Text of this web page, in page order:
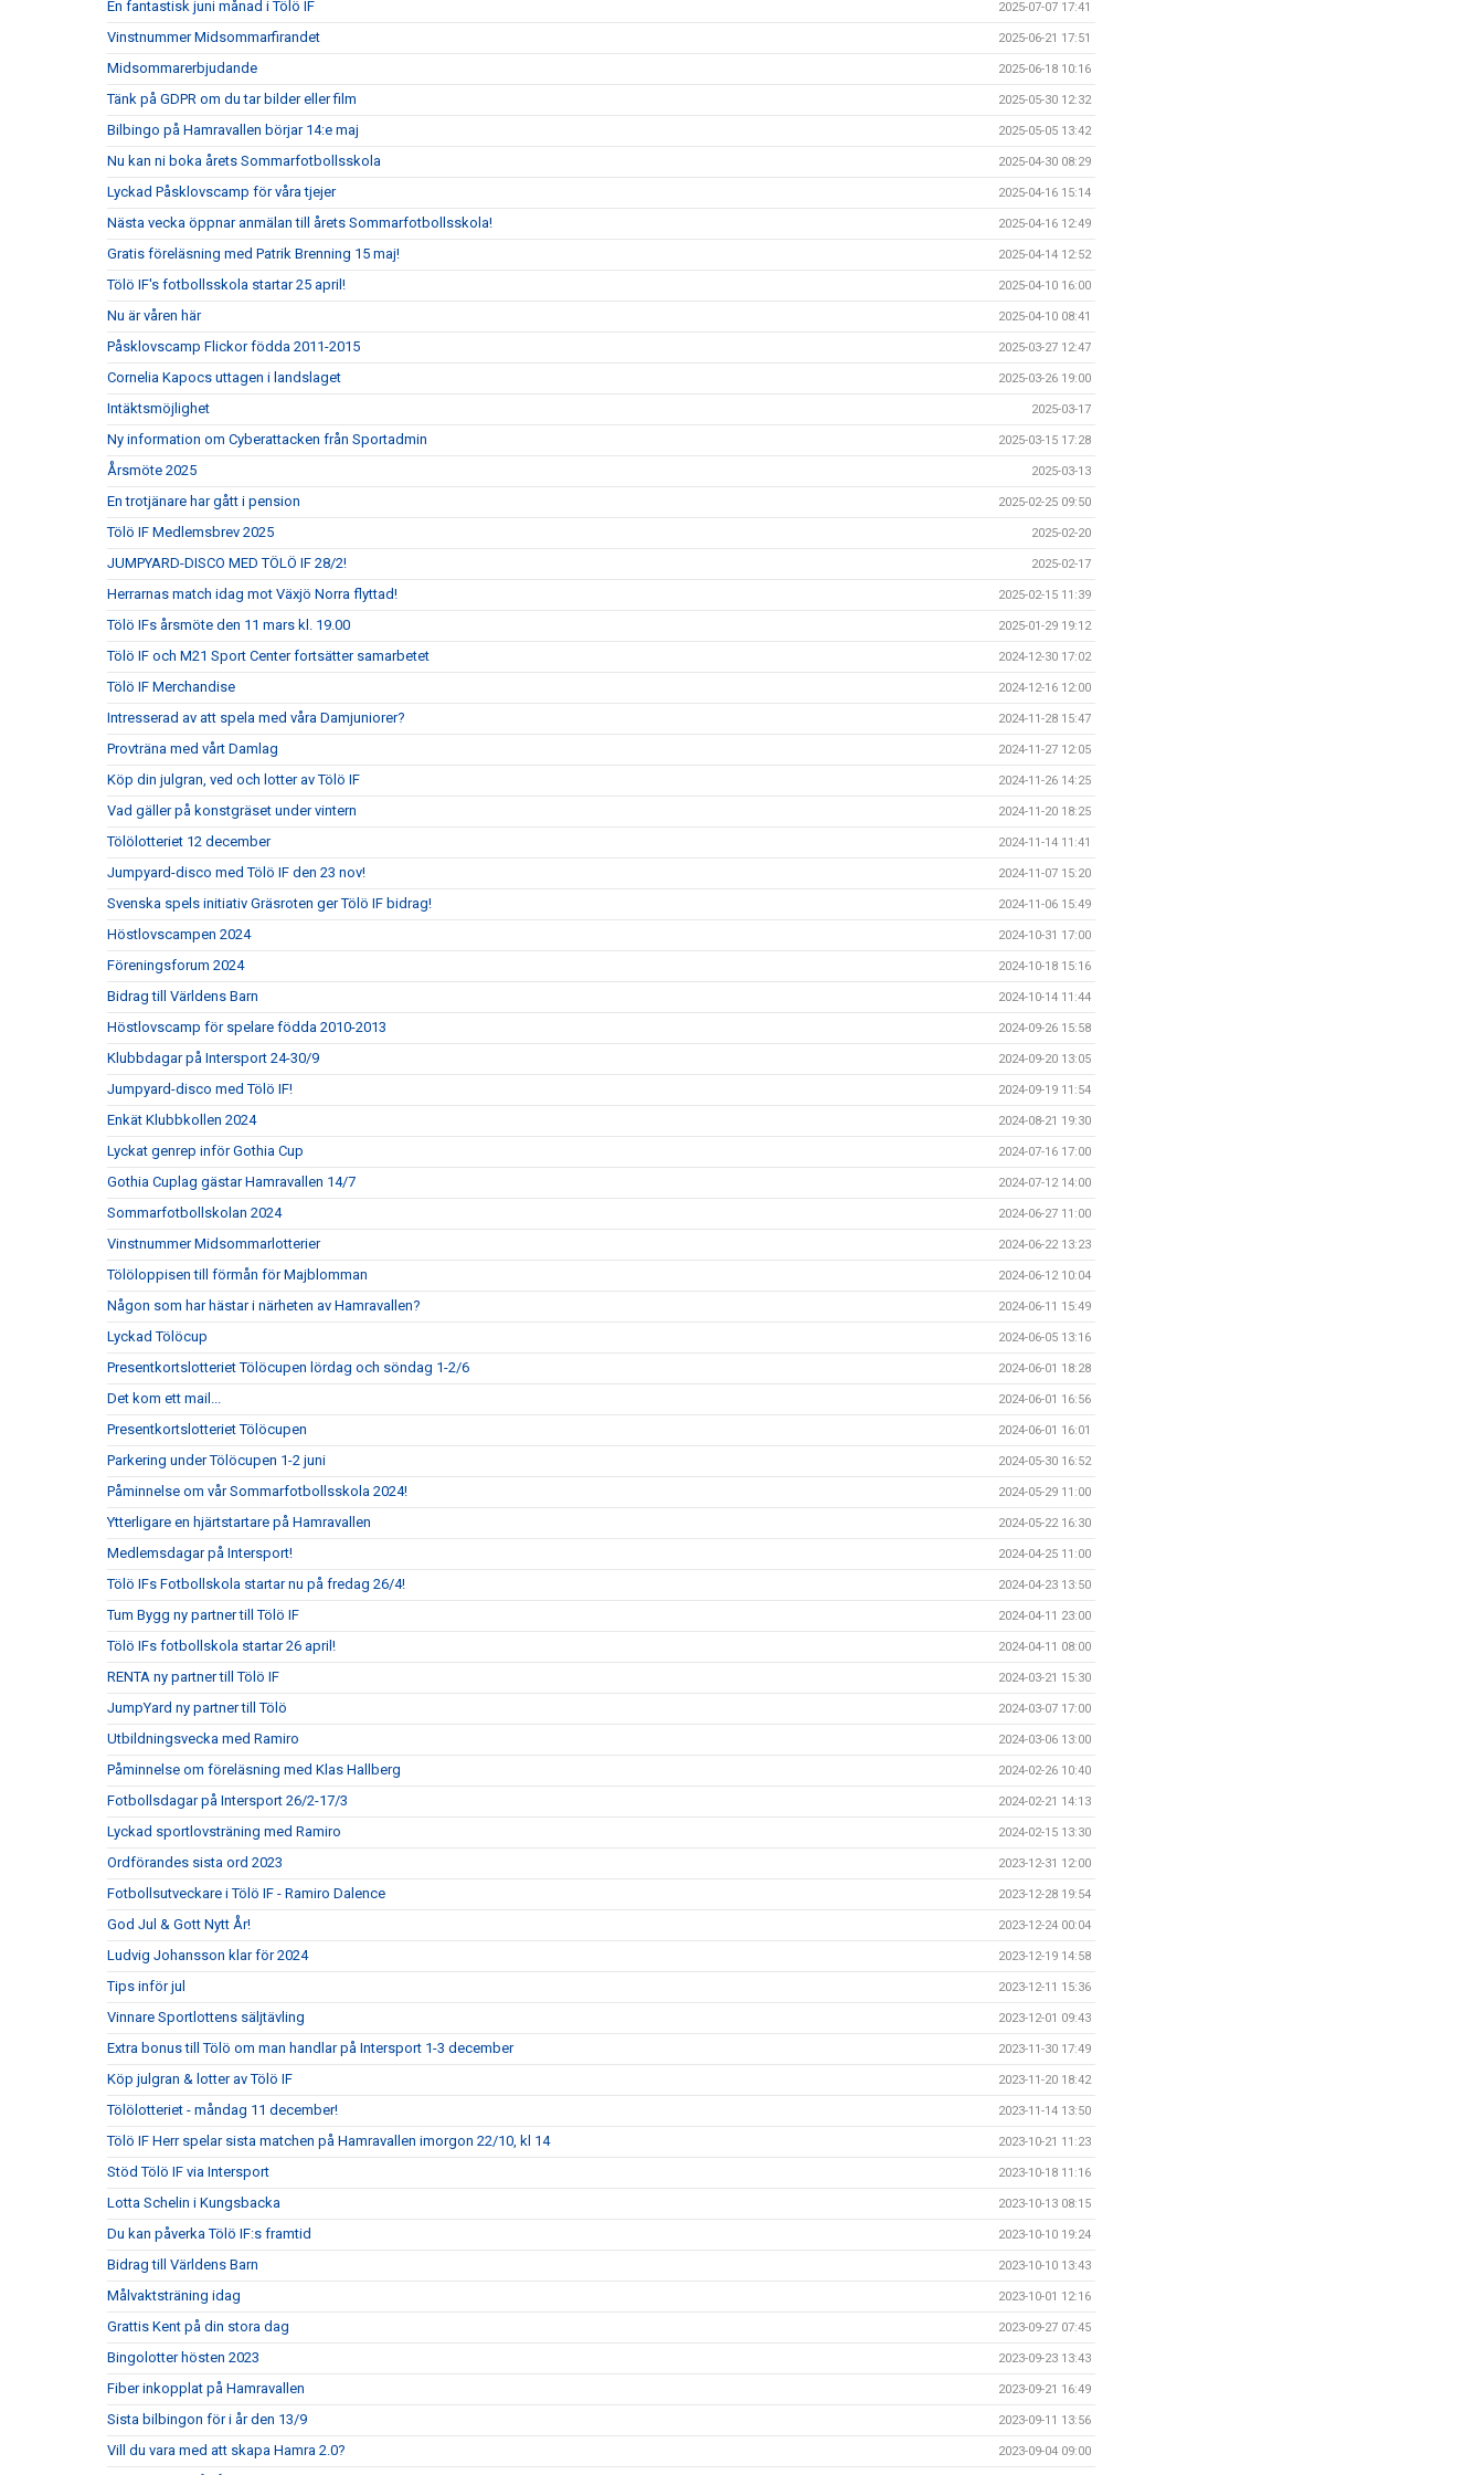
En fantastisk juni månad i Tölö IF 2025-07-07 17:41
Vinstnummer Midsommarfirandet 2025-06-21 17:51
Midsommarerbjudande 2025-06-18 10:16
Tänk på GDPR om du tar bilder eller film 2025-05-30 12:32
Bilbingo på Hamravallen börjar 14:e maj 2025-05-05 13:42
Nu kan ni boka årets Sommarfotbollsskola 2025-04-30 08:29
Lyckad Påsklovscamp för våra tjejer 2025-04-16 15:14
Nästa vecka öppnar anmälan till årets Sommarfotbollsskola! 2025-04-16 12:49
Gratis föreläsning med Patrik Brenning 15 maj! 2025-04-14 12:52
Tölö IF's fotbollsskola startar 25 april! 2025-04-10 16:00
Nu är våren här 2025-04-10 08:41
Påsklovscamp Flickor födda 2011-2015 2025-03-27 12:47
Cornelia Kapocs uttagen i landslaget 2025-03-26 19:00
Intäktsmöjlighet 2025-03-17
Ny information om Cyberattacken från Sportadmin 2025-03-15 17:28
Årsmöte 2025 2025-03-13
En trotjänare har gått i pension 2025-02-25 09:50
Tölö IF Medlemsbrev 2025 2025-02-20
JUMPYARD-DISCO MED TÖLÖ IF 28/2! 2025-02-17
Herrarnas match idag mot Växjö Norra flyttad! 2025-02-15 11:39
Tölö IFs årsmöte den 11 mars kl. 19.00 2025-01-29 19:12
Tölö IF och M21 Sport Center fortsätter samarbetet 2024-12-30 17:02
Tölö IF Merchandise 2024-12-16 12:00
Intresserad av att spela med våra Damjuniorer? 2024-11-28 15:47
Provträna med vårt Damlag 2024-11-27 12:05
Köp din julgran, ved och lotter av Tölö IF 2024-11-26 14:25
Vad gäller på konstgräset under vintern 2024-11-20 18:25
Tölölotteriet 12 december 2024-11-14 11:41
Jumpyard-disco med Tölö IF den 23 nov! 2024-11-07 15:20
Svenska spels initiativ Gräsroten ger Tölö IF bidrag! 2024-11-06 15:49
Höstlovscampen 2024 2024-10-31 17:00
Föreningsforum 2024 2024-10-18 15:16
Bidrag till Världens Barn 2024-10-14 11:44
Höstlovscamp för spelare födda 2010-2013 2024-09-26 15:58
Klubbdagar på Intersport 24-30/9 2024-09-20 13:05
Jumpyard-disco med Tölö IF! 2024-09-19 11:54
Enkät Klubbkollen 2024 2024-08-21 19:30
Lyckat genrep inför Gothia Cup 2024-07-16 17:00
Gothia Cuplag gästar Hamravallen 14/7 2024-07-12 14:00
Sommarfotbollskolan 2024 2024-06-27 11:00
Vinstnummer Midsommarlotterier 2024-06-22 13:23
Tölöloppisen till förmån för Majblomman 2024-06-12 10:04
Någon som har hästar i närheten av Hamravallen? 2024-06-11 15:49
Lyckad Tölöcup 2024-06-05 13:16
Presentkortslotteriet Tölöcupen lördag och söndag 1-2/6 2024-06-01 18:28
Det kom ett mail... 2024-06-01 16:56
Presentkortslotteriet Tölöcupen 2024-06-01 16:01
Parkering under Tölöcupen 1-2 juni 2024-05-30 16:52
Påminnelse om vår Sommarfotbollsskola 2024! 2024-05-29 11:00
Ytterligare en hjärtstartare på Hamravallen 2024-05-22 16:30
Medlemsdagar på Intersport! 2024-04-25 11:00
Tölö IFs Fotbollskola startar nu på fredag 26/4! 2024-04-23 13:50
Tum Bygg ny partner till Tölö IF 2024-04-11 23:00
Tölö IFs fotbollskola startar 26 april! 2024-04-11 08:00
RENTA ny partner till Tölö IF 2024-03-21 15:30
JumpYard ny partner till Tölö 2024-03-07 17:00
Utbildningsvecka med Ramiro 2024-03-06 13:00
Påminnelse om föreläsning med Klas Hallberg 2024-02-26 10:40
Fotbollsdagar på Intersport 26/2-17/3 2024-02-21 14:13
Lyckad sportlovsträning med Ramiro 2024-02-15 13:30
Ordförandes sista ord 2023 2023-12-31 12:00
Fotbollsutveckare i Tölö IF - Ramiro Dalence 2023-12-28 19:54
God Jul & Gott Nytt År! 2023-12-24 00:04
Ludvig Johansson klar för 2024 2023-12-19 14:58
Tips inför jul 2023-12-11 15:36
Vinnare Sportlottens säljtävling 2023-12-01 09:43
Extra bonus till Tölö om man handlar på Intersport 1-3 december 2023-11-30 17:49
Köp julgran & lotter av Tölö IF 2023-11-20 18:42
Tölölotteriet - måndag 11 december! 2023-11-14 13:50
Tölö IF Herr spelar sista matchen på Hamravallen imorgon 22/10, kl 14 2023-10-21 11:23
Stöd Tölö IF via Intersport 2023-10-18 11:16
Lotta Schelin i Kungsbacka 2023-10-13 08:15
Du kan påverka Tölö IF:s framtid 2023-10-10 19:24
Bidrag till Världens Barn 2023-10-10 13:43
Målvaktsträning idag 2023-10-01 12:16
Grattis Kent på din stora dag 2023-09-27 07:45
Bingolotter hösten 2023 2023-09-23 13:43
Fiber inkopplat på Hamravallen 2023-09-21 16:49
Sista bilbingon för i år den 13/9 2023-09-11 13:56
Vill du vara med att skapa Hamra 2.0? 2023-09-04 09:00